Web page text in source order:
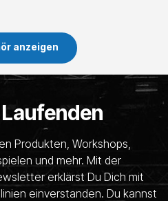
anzeigen
Produkten, Workshops,
und mehr. Mit der
erklärst Du Dich mit
einverstanden. Du kannst